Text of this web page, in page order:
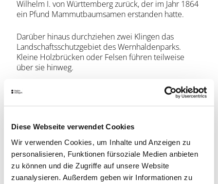
Diese Webseite verwendet Cookies
Wir verwenden Cookies, um Inhalte und Anzeigen zu
personalisieren, Funktionen fürsoziale Medien anbieten
zu können und die Zugriffe auf unsere Website
zuanalysieren. Außerdem geben wir Informationen zu
Wilhelm I. von Württemberg zurück, der im Jahr 1864
ein Pfund Mammutbaumsamen erstanden hatte.
Darüber hinaus durchziehen zwei Klingen das
Landschaftsschutzgebiet des Wernhaldenparks.
Kleine Holzbrücken oder Felsen führen teilweise
über sie hinweg.
Ein Ausflug zum Wernhaldenpark lässt sich sehr gut
Roten-Socken-Weg
Lage & Kontakt
Wernhaldenpark Stuttgart
Immenhofer Str. 95
70180 Stuttgart